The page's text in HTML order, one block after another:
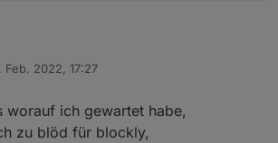
Feb. 2022, 17:27
von
worauf ich gewartet habe,
zu blöd für blockly,